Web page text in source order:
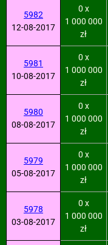
5982
12-08-2017
0 x
1 000 000
zł
5981
10-08-2017
0 x
1 000 000
zł
5980
08-08-2017
0 x
1 000 000
zł
5979
05-08-2017
0 x
1 000 000
zł
5978
03-08-2017
0 x
1 000 000
zł